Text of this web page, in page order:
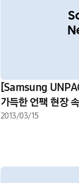
[Samsung
가득한 언팩 현장
2013/03/15